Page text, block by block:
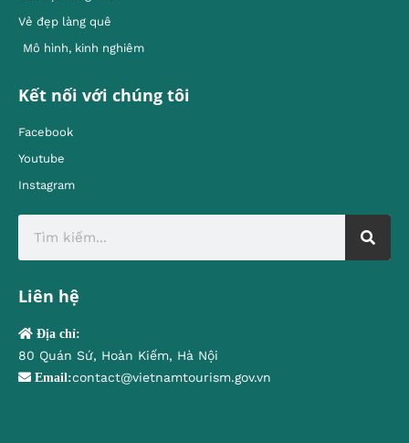
Vẻ đẹp làng quê
Mô hình, kinh nghiêm
Kết nối với chúng tôi
Facebook
Youtube
Instagram
Liên hệ
Địa chỉ:
80 Quán Sứ, Hoàn Kiếm, Hà Nội
Email:contact@vietnamtourism.gov.vn